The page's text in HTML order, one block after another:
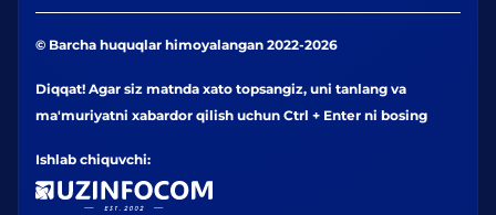
© Barcha huquqlar himoyalangan 2022-2026
Diqqat! Agar siz matnda xato topsangiz, uni tanlang va
ma'muriyatni xabardor qilish uchun Ctrl + Enter ni bosing
Ishlab chiquvchi: